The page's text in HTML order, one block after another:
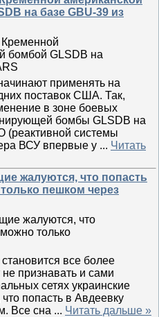
на базе GBU-39 из
применять на
поставок США. Так,
в зоне боевых
бомбы GLSDB на
(реактивной системы
ВСУ впервые у ... Читать
жалуются, что попасть
пешком через
все более
признавать и сами
сетях украинские
попасть в Авдеевку
Все сна ... Читать дальше »